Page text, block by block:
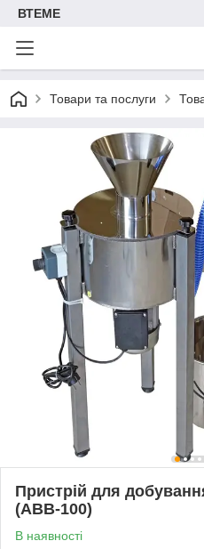
ВТЕМЕ
Товари та послуги
Пристрій для
(АВВ-100)
В наявності